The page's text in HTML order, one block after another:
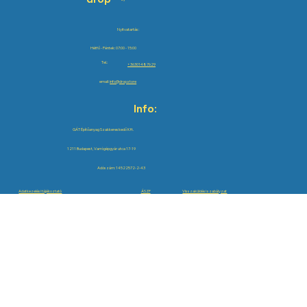
Info:
GÁT Építőanyag Szakkereskedő Kft.
1211 Budapest, Varrógépgyár utca 17-19
Adószám: 14522572-2-43
Visszaküldési szabályzat
ÁSZF
Adatkezelési tájékoztató
Nyitvatartás:
Tel.:
email:info@drop.store
+36301487629
Hétfő - Péntek: 07:00 - 15:00